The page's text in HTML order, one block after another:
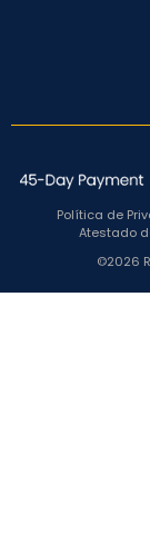
Política de
Atestado
©2026